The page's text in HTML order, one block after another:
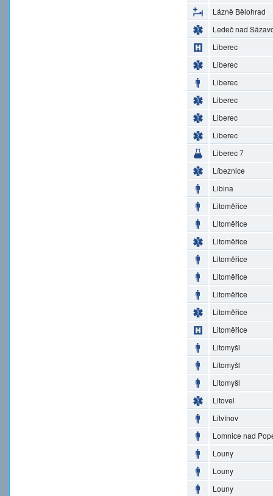
Lázně Bělohrad
Ledeč nad
Liberec
Liberec
Liberec
Liberec
Liberec
Liberec
Liberec 7
Líbeznice
Libina
Litoměřice
Litoměřice
Litoměřice
Litoměřice
Litoměřice
Litoměřice
Litoměřice
Litoměřice
Litomyšl
Litomyšl
Litomyšl
Litovel
Litvínov
Lomnice nad
Louny
Louny
Louny